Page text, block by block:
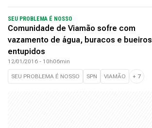
SEU PROBLEMA É NOSSO
Comunidade de Viamão sofre com
vazamento de água, buracos e bueiros
entupidos
12/01/2016 - 10h06min
SEU PROBLEMA É NOSSO SPN VIAMÃO + 7